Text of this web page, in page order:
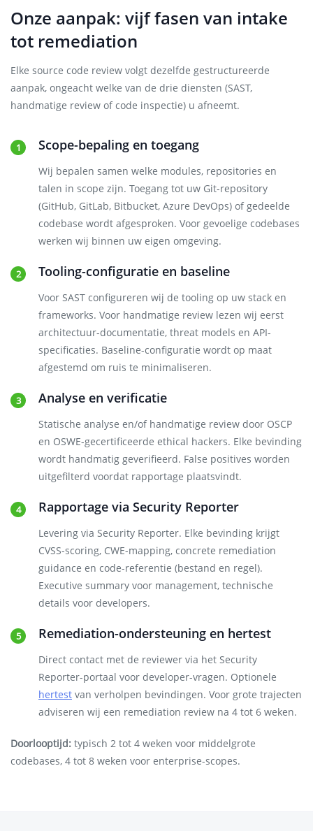
Onze aanpak: vijf fasen van intake
tot remediation
Elke source code review volgt dezelfde gestructureerde
aanpak, ongeacht welke van de drie diensten (SAST,
handmatige review of code inspectie) u afneemt.
Scope-bepaling en toegang
Wij bepalen samen welke modules, repositories en
talen in scope zijn. Toegang tot uw Git-repository
(GitHub, GitLab, Bitbucket, Azure DevOps) of gedeelde
codebase wordt afgesproken. Voor gevoelige codebases
werken wij binnen uw eigen omgeving.
Tooling-configuratie en baseline
Voor SAST configureren wij de tooling op uw stack en
frameworks. Voor handmatige review lezen wij eerst
architectuur-documentatie, threat models en API-
specificaties. Baseline-configuratie wordt op maat
afgestemd om ruis te minimaliseren.
Analyse en verificatie
Statische analyse en/of handmatige review door OSCP
en OSWE-gecertificeerde ethical hackers. Elke bevinding
wordt handmatig geverifieerd. False positives worden
uitgefilterd voordat rapportage plaatsvindt.
Rapportage via Security Reporter
Levering via Security Reporter. Elke bevinding krijgt
CVSS-scoring, CWE-mapping, concrete remediation
guidance en code-referentie (bestand en regel).
Executive summary voor management, technische
details voor developers.
Remediation-ondersteuning en hertest
Direct contact met de reviewer via het Security
Reporter-portaal voor developer-vragen. Optionele
hertest van verholpen bevindingen. Voor grote trajecten
adviseren wij een remediation review na 4 tot 6 weken.
Doorlooptijd: typisch 2 tot 4 weken voor middelgrote
codebases, 4 tot 8 weken voor enterprise-scopes.